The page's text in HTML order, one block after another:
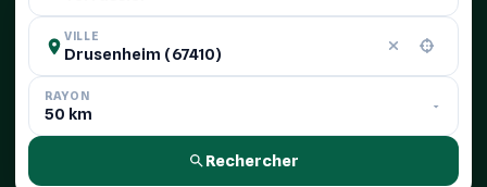
VILLE
RAYON
Rechercher